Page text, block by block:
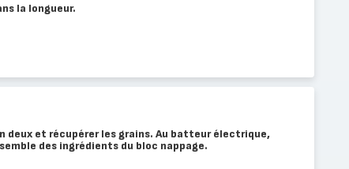
la longueur.
deux et récupérer les grains. Au batteur électrique,
des ingrédients du bloc nappage.